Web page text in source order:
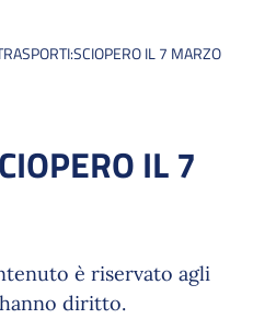
IL 7 MARZO
IL 7
è riservato agli
diritto.